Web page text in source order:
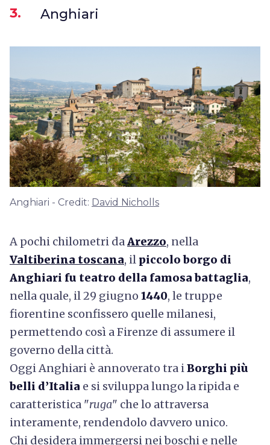
3. Anghiari
Anghiari - Credit: David Nicholls
A pochi chilometri daArezzo, nella
Valtiberina toscana, il piccolo borgo di
Anghiari fu teatro della famosa battaglia,
nella quale, il 29 giugno 1440, le truppe
fiorentine sconfissero quelle milanesi,
permettendo così a Firenze di assumere il
governo della città.
Oggi Anghiari è annoverato tra iBorghi più
belli d’Italia e si sviluppa lungo la ripida e
caratteristica "ruga" che lo attraversa
interamente, rendendolo davvero unico.
Chi desidera immergersi nei boschi e nelle